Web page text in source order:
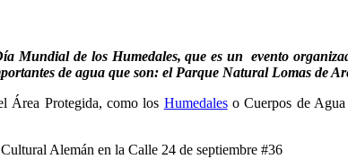
Mundial de los Humedales, que es un evento
de agua que son: el Parque Natural Lomas de
Área Protegida, como los Humedaleso Cuerpos de Agua
Alemán en la Calle 24 de septiembre #36